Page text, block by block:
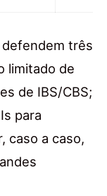
três
limitado de
de IBS/CBS;
para
caso a caso,